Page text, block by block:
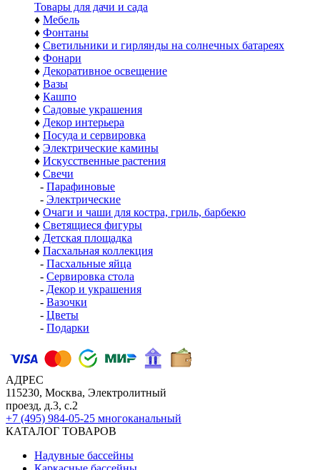
Товары для дачи и сада
♦ Мебель
♦ Фонтаны
♦ Светильники и гирлянды на солнечных батареях
♦ Фонари
♦ Декоративное освещение
♦ Вазы
♦ Кашпо
♦ Садовые украшения
♦ Декор интерьера
♦ Посуда и сервировка
♦ Электрические камины
♦ Искусственные растения
♦ Свечи
- Парафиновые
- Электрические
♦ Очаги и чаши для костра, гриль, барбекю
♦ Светящиеся фигуры
♦ Детская площадка
♦ Пасхальная коллекция
- Пасхальные яйца
- Сервировка стола
- Декор и украшения
- Вазочки
- Цветы
- Подарки
АДРЕС
115230, Москва, Электролитный
проезд, д.3, с.2
+7 (495) 984-05-25 многоканальный
КАТАЛОГ ТОВАРОВ
Надувные бассейны